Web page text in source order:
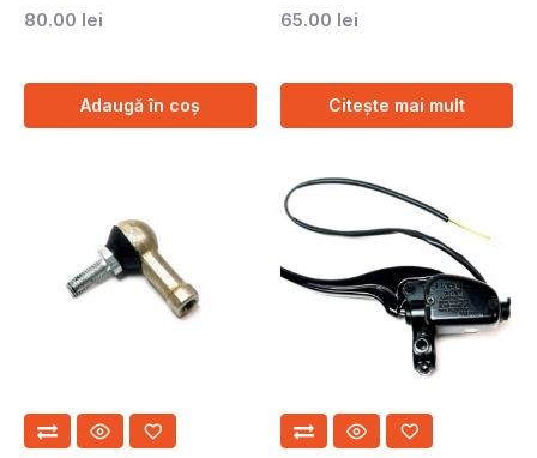
80.00 lei
Adaugă în coș
65.00 lei
Citește mai mult